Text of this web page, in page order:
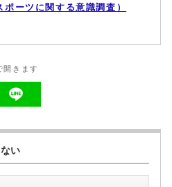
ーツに関する意識調査）
開きます
い